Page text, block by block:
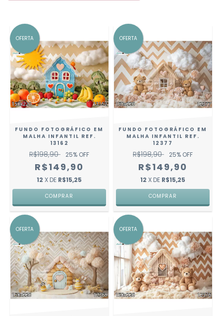
OFERTA
FUNDO FOTOGRÁFICO EM
MALHA INFANTIL REF.
13162
R$198,90 25% OFF
R$149,90
12 X DE R$15,25
COMPRAR
OFERTA
FUNDO FOTOGRÁFICO EM
MALHA INFANTIL REF.
12377
R$198,90 25% OFF
R$149,90
12 X DE R$15,25
COMPRAR
OFERTA OFERTA